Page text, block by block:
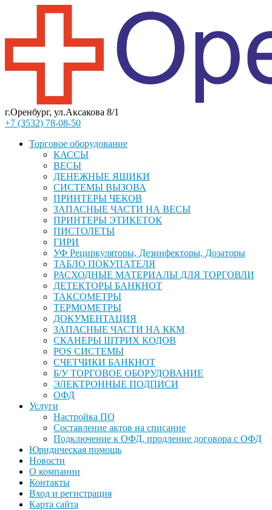
г.Оренбург, ул.Аксакова 8/1
+7 (3532) 78-08-50
Торговое оборудование
КАССЫ
ВЕСЫ
ДЕНЕЖНЫЕ ЯЩИКИ
СИСТЕМЫ ВЫЗОВА
ПРИНТЕРЫ ЧЕКОВ
ЗАПАСНЫЕ ЧАСТИ НА ВЕСЫ
ПРИНТЕРЫ ЭТИКЕТОК
ПИСТОЛЕТЫ
ГИРИ
УФ Рециркуляторы, Дезинфекторы, Дозаторы
ТАБЛО ПОКУПАТЕЛЯ
РАСХОДНЫЕ МАТЕРИАЛЫ ДЛЯ ТОРГОВЛИ
ДЕТЕКТОРЫ БАНКНОТ
ТАКСОМЕТРЫ
ТЕРМОМЕТРЫ
ДОКУМЕНТАЦИЯ
ЗАПАСНЫЕ ЧАСТИ НА ККМ
СКАНЕРЫ ШТРИХ КОДОВ
POS СИСТЕМЫ
СЧЕТЧИКИ БАНКНОТ
Б/У ТОРГОВОЕ ОБОРУДОВАНИЕ
ЭЛЕКТРОННЫЕ ПОДПИСИ
ОФД
Услуги
Настройка ПО
Составление актов на списание
Подключение к ОФД, продление договора с ОФД
Юридическая помощь
Новости
О компании
Контакты
Вход и регистрация
Карта сайта